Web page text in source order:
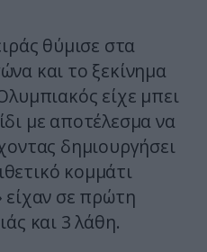
θύμισε στα
και το ξεκίνημα
είχε μπει
με αποτέλεσμα να
δημιουργήσει
κομμάτι
είχαν σε πρώτη
και 3 λάθη.